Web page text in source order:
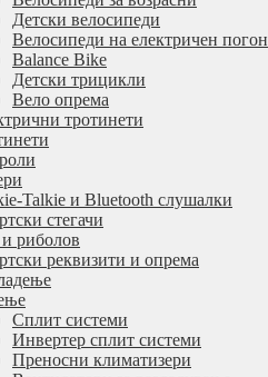
Детски велосипеди
Велосипеди на електричен погон
Balance Bike
Детски трицикли
Вело опрема
тротинети
Talkie и Bluetooth слушалки
стегачи
риболов
реквизити и опрема
Сплит системи
Инвертер сплит системи
Преносни климатизери